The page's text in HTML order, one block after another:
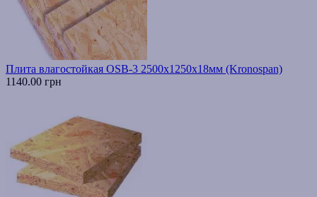
Плита влагостойкая OSB-3 2500х1250х18мм (Kronospan)
1140.00 грн